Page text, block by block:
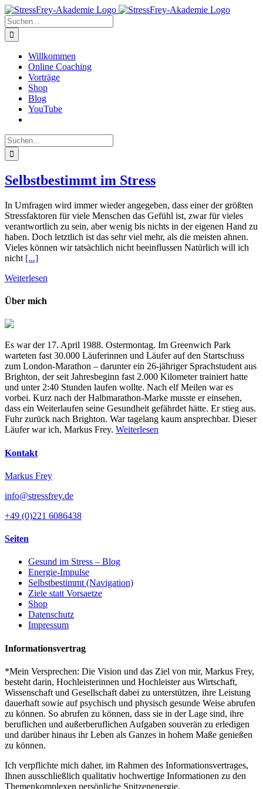
Zum
Inhalt
springen
Suche
nach:
Willkommen
Online Coaching
Vorträge
Shop
Blog
YouTube
Suche
nach:
Selbstbestimmt im Stress
In Umfragen wird immer wieder angegeben, dass einer der größten
Stressfaktoren für viele Menschen das Gefühl ist, zwar für vieles
verantwortlich zu sein, aber wenig bis nichts in der eigenen Hand zu
haben. Doch letztlich ist das sehr viel mehr, als die meisten ahnen.
Vieles können wir tatsächlich nicht beeinflussen Natürlich will ich
nicht [...]
Weiterlesen
Über mich
Es war der 17. April 1988. Ostermontag. Im Greenwich Park
warteten fast 30.000 Läuferinnen und Läufer auf den Startschuss
zum London-Marathon – darunter ein 26-jähriger Sprachstudent aus
Brighton, der seit Jahresbeginn fast 2.000 Kilometer trainiert hatte
und unter 2:40 Stunden laufen wollte. Nach elf Meilen war es
vorbei. Kurz nach der Halbmarathon-Marke musste er einsehen,
dass ein Weiterlaufen seine Gesundheit gefährdet hätte. Er stieg aus.
Fuhr zurück nach Brighton. War tagelang kaum ansprechbar. Dieser
Läufer war ich, Markus Frey. Weiterlesen
Kontakt
Markus Frey
info@stressfrey.de
+49 (0)221 6086438
Seiten
Gesund im Stress – Blog
Energie-Impulse
Selbstbestimmt (Navigation)
Ziele statt Vorsaetze
Shop
Datenschutz
Impressum
Informationsvertrag
*Mein Versprechen: Die Vision und das Ziel von mir, Markus Frey,
besteht darin, Hochleisterinnen und Hochleister aus Wirtschaft,
Wissenschaft und Gesellschaft dabei zu unterstützen, ihre Leistung
dauerhaft sowie auf psychisch und physisch gesunde Weise abrufen
zu können. So abrufen zu können, dass sie in der Lage sind, ihre
beruflichen und außerberuflichen Aufgaben souverän zu erledigen
und darüber hinaus ihr Leben als Ganzes in hohem Maße genießen
zu können.
Ich verpflichte mich daher, im Rahmen des Informationsvertrages,
Ihnen ausschließlich qualitativ hochwertige Informationen zu den
Themenkomplexen persönliche Spitzenenergie,